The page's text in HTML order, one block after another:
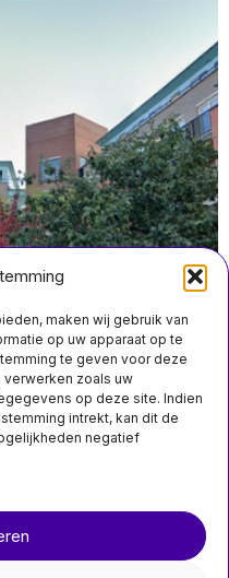
maken wij gebruik van
op uw apparaat op te
te geven voor deze
zoals uw
op deze site. Indien
intrekt, kan dit de
negatief
met solide resultaten